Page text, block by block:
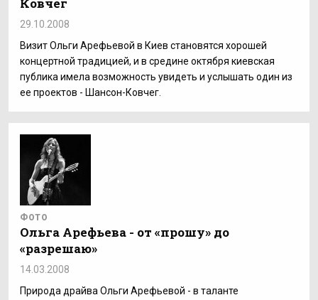
29.10.2008
Визит Ольги Арефьевой в Киев становятся хорошей
концертной традицией, и в средине октября киевская
публика имела возможность увидеть и услышать один из
ее проектов - Шансон-Ковчег.
ФОТО
Ольга Арефьева - от «прошу» до
«разрешаю»
14.03.2008
Природа драйва Ольги Арефьевой - в таланте